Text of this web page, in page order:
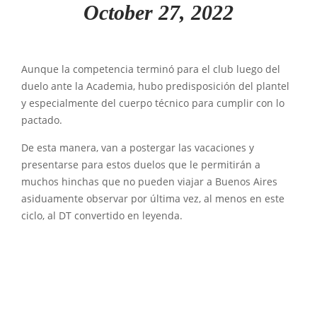
October 27, 2022
Aunque la competencia terminó para el club luego del
duelo ante la Academia, hubo predisposición del plantel
y especialmente del cuerpo técnico para cumplir con lo
pactado.
De esta manera, van a postergar las vacaciones y
presentarse para estos duelos que le permitirán a
muchos hinchas que no pueden viajar a Buenos Aires
asiduamente observar por última vez, al menos en este
ciclo, al DT convertido en leyenda.